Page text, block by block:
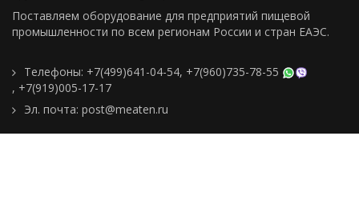
Поставляем оборудование для предприятий пищевой
промышленности по всем регионам Росcии и стран ЕАЭС.
Телефоны: +7(499)641-04-54, +7(960)735-78-55
, +7(919)005-17-17
Эл. почта: post@meaten.ru